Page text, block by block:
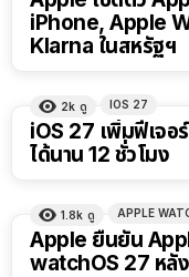
iPhone, Apple
Klarna ในสหรัฐฯ
2k ดู IOS 27
iOS 27 เพิ่มฟีเจอ
ได้นาน 12 ชั่วโมง
1.8k ดู APPLE
Apple ยืนยัน
watchOS 27 หลั